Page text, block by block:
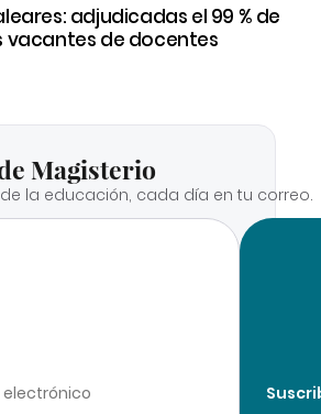
adjudicadas el 99 % de
vacantes de docentes
Magisterio
la educación, cada día en tu correo.